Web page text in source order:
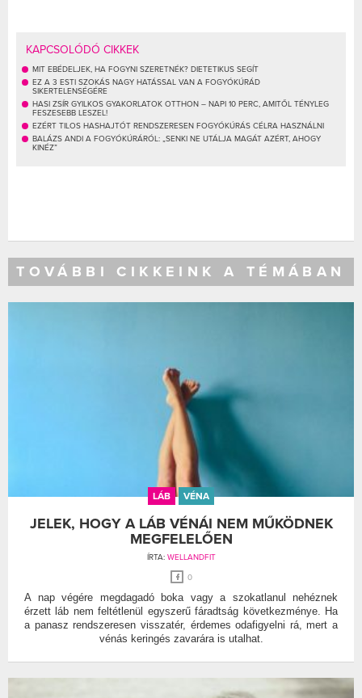
KAPCSOLÓDÓ CIKKEK
MIT EBÉDELJEK, HA FOGYNI SZERETNÉK? DIETETIKUS SEGÍT
EZ A 3 ESTI SZOKÁS NAGY HATÁSSAL VAN A FOGYÓKÚRÁD
SIKERTELENSÉGÉRE
HASI ZSÍR GYILKOS GYAKORLATOK OTTHON – NAPI 10 PERC, AMITŐL TÉNYLEG
FESZESEBB LESZEL!
EZÉRT TILOS HASHAJTÓT RENDSZERESEN FOGYÓKÚRÁS CÉLRA HASZNÁLNI
BALÁZS ANDI A FOGYÓKÚRÁRÓL: „SENKI NE UTÁLJA MAGÁT AZÉRT, AHOGY
KINÉZ”
TOVÁBBI CIKKEINK A TÉMÁBAN
LÁB VÉNA
JELEK, HOGY A LÁB VÉNÁI NEM MŰKÖDNEK
MEGFELELŐEN
ÍRTA: WELLANDFIT
0
A nap végére megdagadó boka vagy a szokatlanul nehéznek
érzett láb nem feltétlenül egyszerű fáradtság következménye. Ha
a panasz rendszeresen visszatér, érdemes odafigyelni rá, mert a
vénás keringés zavarára is utalhat.